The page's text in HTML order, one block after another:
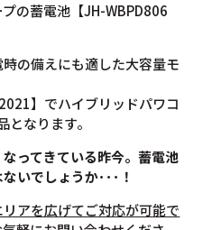
の蓄電池【JH-WBPD806
の備えにも適した大容量モ
】でハイブリッドパワコ
なります。
ってきている昨今。蓄電池
いでしょうか･･･！
アを広げてご対応が可能で